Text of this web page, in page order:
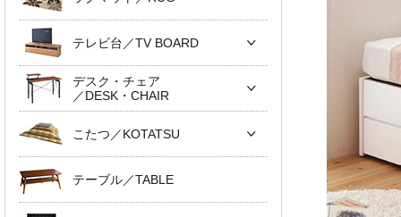
テレビ台／TV BOARD
デスク・チェア
／DESK・CHAIR
こたつ／KOTATSU
テーブル／TABLE